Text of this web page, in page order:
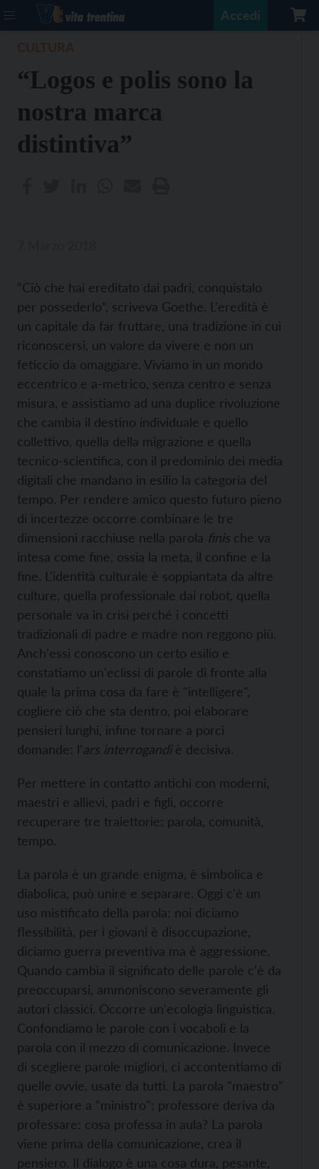
Accedi
“Logos e polis sono la
nostra marca
distintiva”
“Ciò che hai ereditato dai padri, conquistalo
per possederlo”, scriveva Goethe. L'eredità è
un capitale da far fruttare, una tradizione in cui
riconoscersi, un valore da vivere e non un
feticcio da omaggiare. Viviamo in un mondo
eccentrico e a-metrico, senza centro e senza
misura, e assistiamo ad una duplice rivoluzione
che cambia il destino individuale e quello
collettivo, quella della migrazione e quella
tecnico-scientifica, con il predominio dei media
digitali che mandano in esilio la categoria del
tempo. Per rendere amico questo futuro pieno
di incertezze occorre combinare le tre
dimensioni racchiuse nella parola finis che va
intesa come fine, ossia la meta, il confine e la
fine. L'identità culturale è soppiantata da altre
culture, quella professionale dai robot, quella
personale va in crisi perché i concetti
tradizionali di padre e madre non reggono più.
Anch'essi conoscono un certo esilio e
constatiamo un'eclissi di parole di fronte alla
quale la prima cosa da fare è "intelligere",
cogliere ciò che sta dentro, poi elaborare
pensieri lunghi, infine tornare a porci
domande: l'ars interrogandiè decisiva.
Per mettere in contatto antichi con moderni,
maestri e allievi, padri e figli, occorre
recuperare tre traiettorie: parola, comunità,
tempo.
La parola è un grande enigma, è simbolica e
diabolica, può unire e separare. Oggi c'è un
uso mistificato della parola: noi diciamo
flessibilità, per i giovani è disoccupazione,
diciamo guerra preventiva ma è aggressione.
Quando cambia il significato delle parole c'è da
preoccuparsi, ammoniscono severamente gli
autori classici. Occorre un'ecologia linguistica.
Confondiamo le parole con i vocaboli e la
parola con il mezzo di comunicazione. Invece
di scegliere parole migliori, ci accontentiamo di
quelle ovvie, usate da tutti. La parola "maestro"
è superiore a "ministro"; professore deriva da
professare: cosa professa in aula? La parola
viene prima della comunicazione, crea il
pensiero. Il dialogo è una cosa dura, pesante,